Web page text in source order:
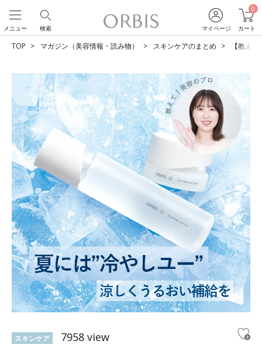
マイページ
0
カート
検索
メニュー
TOP マガジン（美容情報・読み物） スキンケアのまとめ 【教え
スキンケア 7958 view